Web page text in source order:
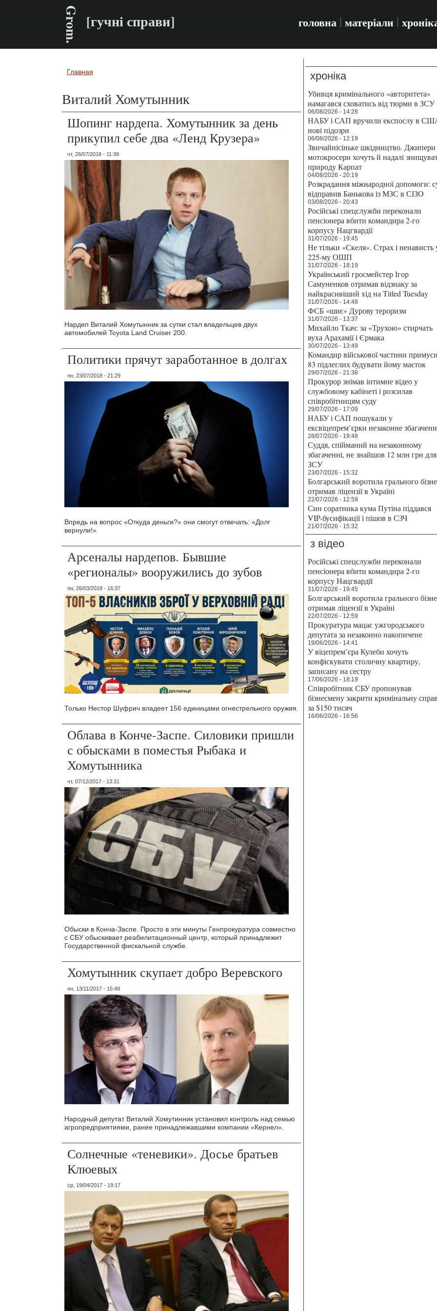
Grom. [гучні справи] головна матеріали
Вы здесь
Главная
Виталий Хомутынник
Шопинг нардепа. Хомутынник за день
прикупил себе два «Ленд Крузера»
чт, 26/07/2018 - 11:39
Нардеп Виталий Хомутынник за сутки стал владельцев двух
автомобилей Toyota Land Cruiser 200.
Политики прячут заработанное в долгах
пн, 23/07/2018 - 21:29
Впредь на вопрос «Откуда деньги?» они смогут отвечать: «Долг
вернули!»
Арсеналы нардепов. Бывшие
«регионалы» вооружились до зубов
пн, 26/03/2018 - 16:37
Только Нестор Шуфрич владеет 156 единицами огнестрельного оружия.
Облава в Конче-Заспе. Силовики пришли
с обысками в поместья Рыбака и
Хомутынника
чт, 07/12/2017 - 13:31
Обыски в Конча-Заспе. Просто в эти минуты Генпрокуратура совместно
с СБУ обыскивает реабилитационный центр, который принадлежит
Государственной фискальной службе.
Хомутынник скупает добро Веревского
пн, 13/11/2017 - 15:49
Народный депутат Виталий Хомутинник установил контроль над семью
агропредприятиями, ранее принадлежавшими компании «Кернел».
Солнечные «теневики». Досье братьев
Клюевых
ср, 19/04/2017 - 19:17
хроніка
Убивця кримінального «авторитета»
намагався сховатись від тюрми в ЗСУ
06/08/2026 - 14:28
НАБУ і САП вручили експослу в
нові підозри
06/08/2026 - 12:19
Звичайнісіньке шкідництво. Джипери
мотокросери хочуть й надалі
природу Карпат
04/08/2026 - 20:19
Розкрадання міжнародної допомоги:
відправив Банькова із МЗС в СІЗО
03/08/2026 - 20:43
Російські спецслужби переконали
пенсіонера вбити командира 2-го
корпусу Нацгвардії
31/07/2026 - 19:45
Не тільки «Скеля». Страх і ненависть
225-му ОШП
31/07/2026 - 18:19
Український гросмейстер Ігор
Самуненков отримав відзнаку за
найкрасивіший хід на Titled Tuesday
31/07/2026 - 14:48
ФСБ «шиє» Дурову тероризм
31/07/2026 - 13:37
Михайло Ткач: за «Трухою» стирчать
вуха Арахамії і Єрмака
30/07/2026 - 13:49
Командир військової частини
83 підлеглих будувати йому маєток
29/07/2026 - 21:38
Прокурор знімав інтимне відео у
службовому кабінеті і розсилав
співробітницям суду
29/07/2026 - 17:09
НАБУ і САП пошукали у
ексвіцепрем’єрки незаконне
28/07/2026 - 19:48
Суддя, спійманий на незаконному
збагаченні, не знайшов 12 млн грн для
ЗСУ
23/07/2026 - 15:32
Болгарський воротила грального
отримав ліцензії в Україні
22/07/2026 - 12:59
Син соратника кума Путіна піддався
VIP-бусифікації і пішов в СЗЧ
21/07/2026 - 15:32
з відео
Російські спецслужби переконали
пенсіонера вбити командира 2-го
корпусу Нацгвардії
31/07/2026 - 19:45
Болгарський воротила грального
отримав ліцензії в Україні
22/07/2026 - 12:59
Прокуратура мацає ужгородського
депутата за незаконно накопичене
19/06/2026 - 14:41
У віцепрем’єра Кулеби хочуть
конфіскувати столичну квартиру,
записану на сестру
17/06/2026 - 18:19
Співробітник СБУ пропонував
бізнесмену закрити кримінальну
за $150 тисяч
16/06/2026 - 16:56